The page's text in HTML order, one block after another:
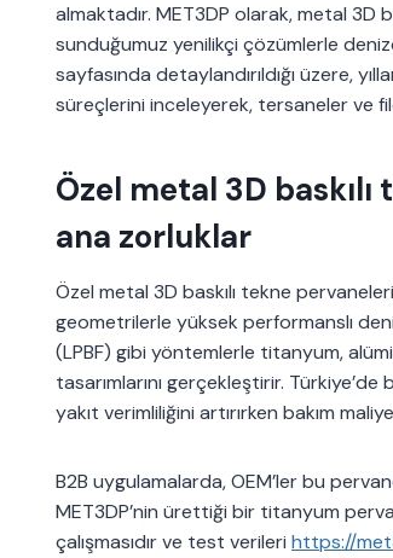
almaktadır. MET3DP olarak, metal
sunduğumuz yenilikçi çözümlerle
sayfasında detaylandırıldığı üzere,
süreçlerini inceleyerek, tersaneler ve
Özel metal 3D
ana zorluklar
Özel metal 3D baskılı tekne
geometrilerle yüksek performanslı
(LPBF) gibi yöntemlerle titanyum,
tasarımlarını gerçekleştirir.
yakıt verimliliğini artırırken bakım
B2B uygulamalarda, OEM’ler bu
MET3DP’nin ürettiği bir titanyum
çalışmasıdır ve test verileri https://